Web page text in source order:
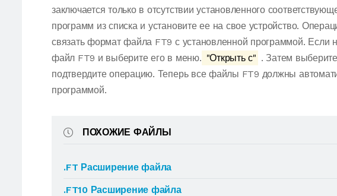
заключается только в отсутствии установленного
программ из списка и установите ее на свое устройство.
связать формат файла FT9 с установленной программой. Если
файл FT9 и выберите его в меню. "Открыть с" . Затем
подтвердите операцию. Теперь все файлы FT9 должны
программой.
ПОХОЖИЕ ФАЙЛЫ
.FT Расширение файла
.FT10 Расширение файла